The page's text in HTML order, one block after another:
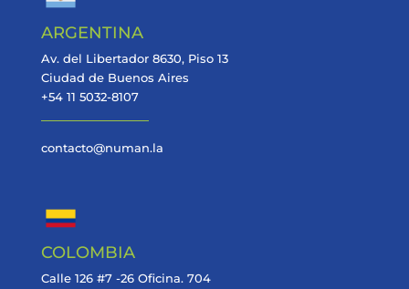
ARGENTINA
Av. del Libertador 8630, Piso 13
Ciudad de Buenos Aires
+54 11 5032-8107
contacto@numan.la
COLOMBIA
Calle 126 #7 -26 Oficina. 704